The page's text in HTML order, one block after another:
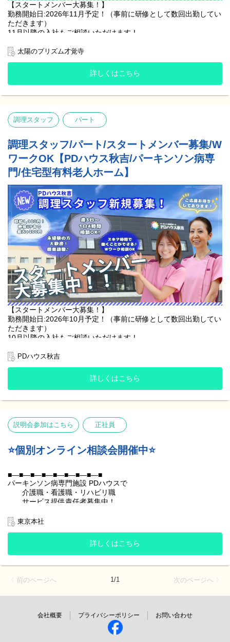
⏰️シフト時間⏰️
①06:00～10:00
②10:00～14:00
全時間帯のシフト勤務可能な方大歓迎！
上記時間帯で『①だけ』『②③だけ』などもご相談いただけま
採用枠が埋まるほど働き方のご相談が難しくなる可能性がありま
すので、是非お早めのご応募お待ちしております！
⭐️こんな方にピッタリ⭐️
・子どもを見送ってからの10:00～14:00で扶養内勤務！
・毎日早起き！朝06:00～10:00の時間を有効活用したい！
・空いてる時間や土日メインに働きたい！ などなど‥
あなたの生活に合わせた働き方をご相談くださいね◎
【スタートメンバー大募集！】
勤務開始日:2026年11月予定！（事前に研修として数回出勤してい
ただきます）
11月以降の入社もご相談いただけます！
介護施設でのご入居者様へのお食事の準備・片付けなどをメイン
とするお仕事です！
・未経験の方も大歓迎！！難しい調理はなし！簡単な作業で工程
・日祝手当、早番･遅番時給UPあり！最大で時給+200円♪
・WワークOK！(諸条件あり)
【調理業務】
ご入居者様のお食事準備・片付けなどをお願いいたします。
提供業者から届いた食材を温めたり、盛り付けたりする、簡単な
作業が中心です。
▪️蒸し器や湯煎で温める
▪️食材を刻む(例：卵焼きを一口サイズに切る)
▪️炊飯・汁物の調理
▪️お皿に盛り付ける
▪️配膳・下膳
▪️使った食器を洗う
難しい調理工程はありませんので、料理のご経験がない方も安心
して始めていただけます！
【清掃業務】
調理準備以外の時間帯は、ご入居者様が気持ちよく過ごせるよ
う、施設内の簡単な清掃をお願いいたします。
⏰️シフト時間⏰️
①06:00～10:00
②10:00～14:00
全時間帯のシフト勤務可能な方大歓迎！
上記時間帯で『①だけ』『②③だけ』などもご相談いただけま
採用枠が埋まるほど働き方のご相談が難しくなる可能性がありま
すので、是非お早めのご応募お待ちしております！
⭐️こんな方にピッタリ⭐️
・毎日早起き！朝06:00～10:00の時間を有効活用したい！
・空いてる時間や土日メインに働きたい！ などなど‥
あなたの生活に合わせた働き方をご相談くださいね◎
太陽のプリズム才覚寺
詳しくはこちら
調理スタッフ パート
調理スタッフ/パート/スタートメンバー募集/W
ワークOK【PDハウス秋吉/パーキンソン病専
門/住宅型有料老人ホーム】
【スタートメンバー大募集！】
勤務開始日:2026年10月予定！（事前に研修として数回出勤してい
ただきます）
10月以降の入社もご相談いただけます！
介護施設でのご入居者様へのお食事の準備・片付けなどをメイン
とするお仕事です！
・未経験の方も大歓迎！！難しい調理はなし！簡単な作業で工程
・日祝手当、早番･遅番時給UPあり！最大で時給+200円♪
・WワークOK！(諸条件あり)
【調理業務】
ご入居者様のお食事準備・片付けなどをお願いいたします。
作業が中心です。
▪️蒸し器や湯煎で温める
▪️食材を刻む(例：卵焼きを一口サイズに切る)
▪️お皿に盛り付ける
▪️配膳・下膳
難しい調理工程はありませんので、料理のご経験がない方も安心
して始めていただけます！
【清掃業務】
調理準備以外の時間帯は、ご入居者様が気持ちよく過ごせるよ
⏰️シフト時間⏰️
PDハウス秋吉
詳しくはこちら
説明会参加はこちら 正社員
⭐️個別オンライン相談会開催中⭐️
■―■―■―■―■―■―■―■―■
パーキンソン病専門施設 PDハウスで
介護職・看護職・リハビリ職
サービス提供責任者募集中！
■―■―■―■―■―■―■―■―■
「入社後のことが知りたいけど、どこに聞いたらいいかわからな
い」
「転職を考えているのでとりあえず話だけ聞きたい」
そういった声にお応えし、個別相談会を開催！！
●ご予約方法※完全予約制となります。
①ページ最下部の「応募する」ボタンからご予約ください。
②予約後にメールにて事前アンケートフォームをお送りします。
東京本社
詳しくはこちら
〈 前のページへ 1/1 次のページへ 〉
会社概要 プライバシーポリシー お問い合わせ